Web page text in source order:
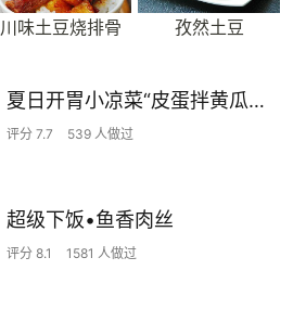
川味土豆烧排骨 孜然土豆
夏日开胃小凉菜“皮蛋拌黄瓜🥒”开胃减脂
评分 7.7 539 人做过
超级下饭•鱼香肉丝
评分 8.1 1581 人做过